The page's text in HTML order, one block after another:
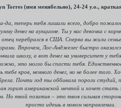
Torres (имя менябельно), 24-24 y.o.,
теперь тебя лишили всего, добро
денег на аукционе. Ты у нас девочка с
перебрался в США. Сперва вы жили
Впрочем, Лос-Анджелес быстро
школу, а вот денег на университет у
это могло бы спасти тебя.
кров, немного денег, но не более того.
Почти год ты оббивала пороги студий,
горит американской мечтой и хочет
Но твой позитив – это твоя сильная
просто идешь в новом направлении.